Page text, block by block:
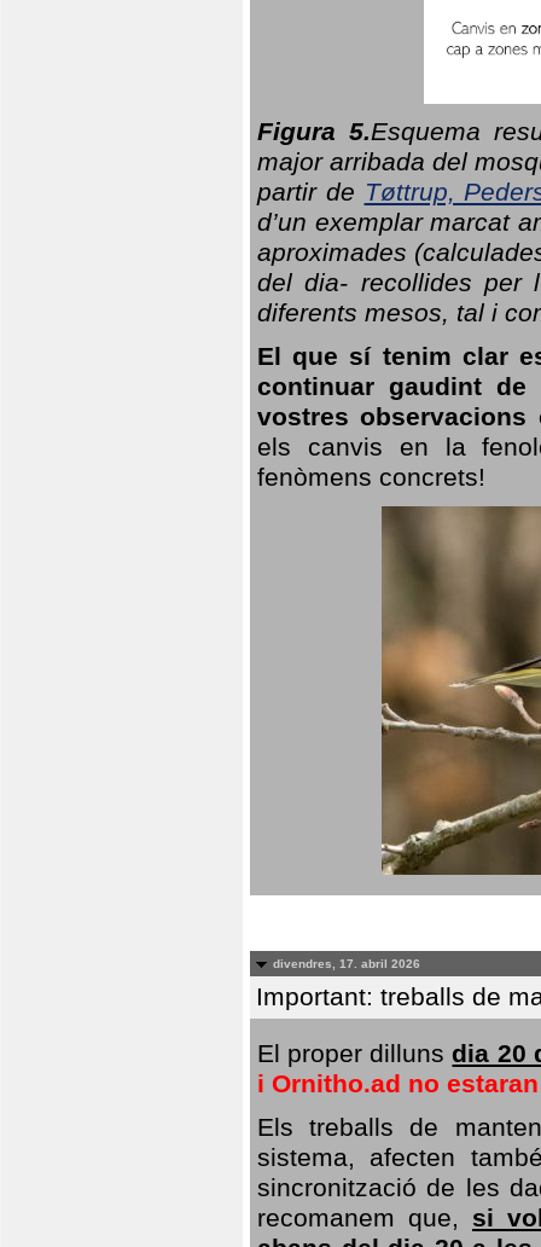
Figura 5.Esquema
major arribada del
partir de Tøttrup,
d’un exemplar marcat
aproximades
del dia- recollides per
diferents mesos, tal i
El que sí tenim clar
continuar gaudint
vostres
els canvis en la
fenòmens concrets!
divendres, 17. abril 2026
Important: treballs de
El proper dilluns dia 20
i Ornitho.ad no
Els treballs de
sistema, afecten
sincronització de les
recomanem que, si